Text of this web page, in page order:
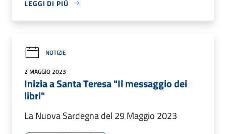
LEGGI DI PIÙ
NOTIZIE
2 MAGGIO 2023
Inizia a Santa Teresa "Il messaggio dei
libri"
La Nuova Sardegna del 29 Maggio 2023